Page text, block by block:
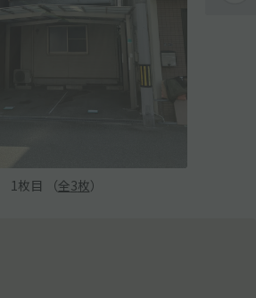
1枚目 （全3枚）